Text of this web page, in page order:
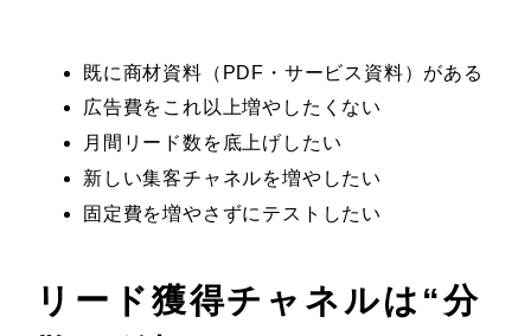
既に商材資料（PDF・サービス資料）がある
広告費をこれ以上増やしたくない
月間リード数を底上げしたい
新しい集客チャネルを増やしたい
固定費を増やさずにテストしたい
リード獲得チャネルは“分